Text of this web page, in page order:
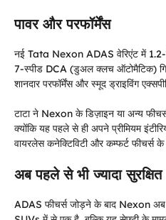
पावर और परफॉर्मेंस
नई Tata Nexon ADAS वेरिएंट में 1.2-
7-स्पीड DCA (डुअल क्लच ऑटोमैटिक)
शानदार परफॉर्मेंस और स्मूद ड्राइविंग
टाटा ने Nexon के डिज़ाइन या अन्य
क्योंकि यह पहले से ही अपने प्रीमियम
वायरलेस कनेक्टिविटी और कम्फर्ट फीचर्स के
अब पहले से भी ज्यादा सुरक्षित
ADAS फीचर्स जोड़ने के बाद Nexon अब